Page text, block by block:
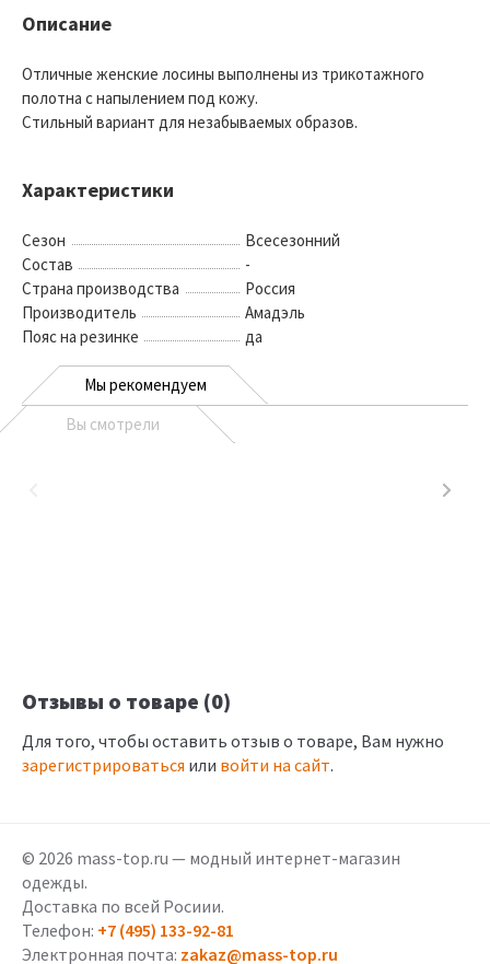
Описание
Отличные женские лосины выполнены из трикотажного
полотна с напылением под кожу.
Стильный вариант для незабываемых образов.
Характеристики
Сезон
Всесезонний
Состав
-
Страна производства
Россия
Производитель
Амадэль
Пояс на резинке
да
Мы рекомендуем
Вы смотрели
Отзывы о товаре (0)
Для того, чтобы оставить отзыв о товаре, Вам нужно
зарегистрироваться или войти на сайт.
© 2026 mass-top.ru — модный интернет-магазин
одежды.
Доставка по всей Росиии.
Телефон: +7 (495) 133-92-81
Электронная почта: zakaz@mass-top.ru